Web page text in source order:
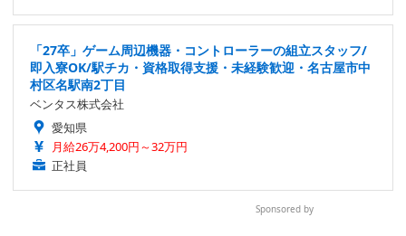
「27卒」ゲーム周辺機器・コントローラーの組立スタッフ/
即入寮OK/駅チカ・資格取得支援・未経験歓迎・名古屋市中
村区名駅南2丁目
ベンタス株式会社
愛知県
月給26万4,200円～32万円
正社員
Sponsored by